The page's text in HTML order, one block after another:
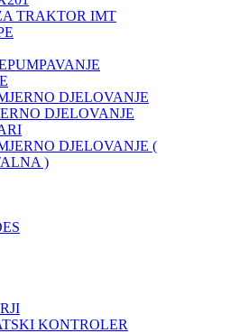
TRAKTOR IMT
DJELOVANJE
DJELOVANJE
DJELOVANJE (
)
KONTROLER